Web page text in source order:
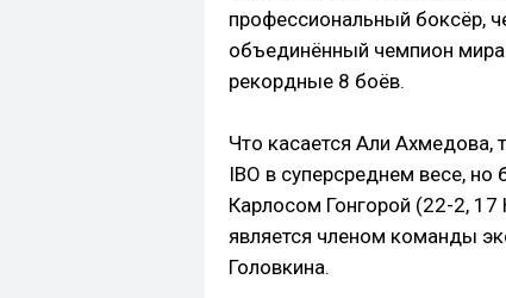
профессиональный боксёр,
объединённый чемпион мира
рекордные 8 боёв.
Что касается Али Ахмедова,
IBO в суперсреднем весе,
Карлосом Гонгорой (22-2,
является членом команды
Головкина.